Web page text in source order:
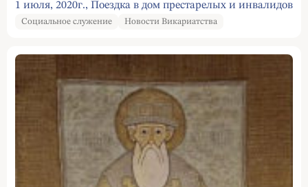
1 июля, 2020г., Поездка в дом престарелых и инвалидов
Социальное служение Новости Викариатства